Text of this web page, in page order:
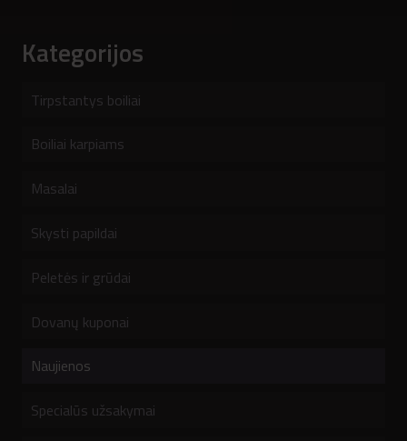
Kategorijos
Tirpstantys boiliai
Boiliai karpiams
Masalai
Skysti papildai
Peletės ir grūdai
Dovanų kuponai
Naujienos
Specialūs užsakymai